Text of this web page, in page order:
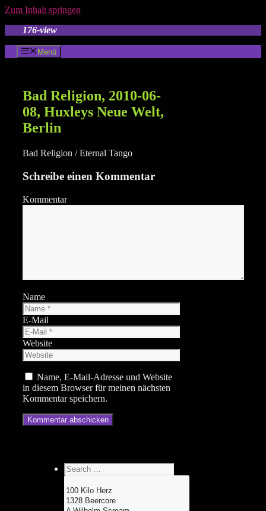
Zum Inhalt springen
176-view
Menü
Bad Religion, 2010-06-
08, Huxleys Neue Welt,
Berlin
Bad Religion / Eternal Tango
Schreibe einen Kommentar
Kommentar
Name
E-Mail
Website
Name, E-Mail-Adresse und Website
in diesem Browser für meinen nächsten
Kommentar speichern.